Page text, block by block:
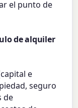
el punto de
de alquiler
e
seguro
de